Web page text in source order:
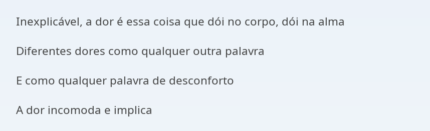
Inexplicável, a dor é essa coisa que dói no corpo, dói na alma
Diferentes dores como qualquer outra palavra
E como qualquer palavra de desconforto
A dor incomoda e implica